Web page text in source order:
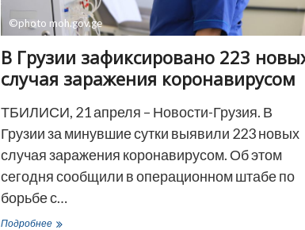
©photo moh.gov.ge
В Грузии зафиксировано 223
случая заражения коронавирусом
ТБИЛИСИ, 21 апреля – Новости-Грузия. В
Грузии за минувшие сутки выявили 223 новых
случая заражения коронавирусом. Об этом
сегодня сообщили в операционном штабе по
борьбе с…
ПодробнееВ